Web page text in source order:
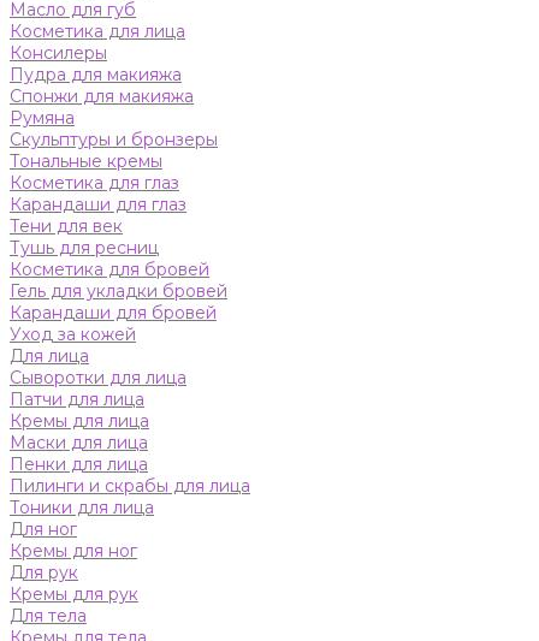
Масло для губ
Косметика для лица
Консилеры
Пудра для макияжа
Спонжи для макияжа
Румяна
Скульптуры и бронзеры
Тональные кремы
Косметика для глаз
Карандаши для глаз
Тени для век
Тушь для ресниц
Косметика для бровей
Гель для укладки бровей
Карандаши для бровей
Уход за кожей
Для лица
Сыворотки для лица
Патчи для лица
Кремы для лица
Маски для лица
Пенки для лица
Пилинги и скрабы для лица
Тоники для лица
Для ног
Кремы для ног
Для рук
Кремы для рук
Для тела